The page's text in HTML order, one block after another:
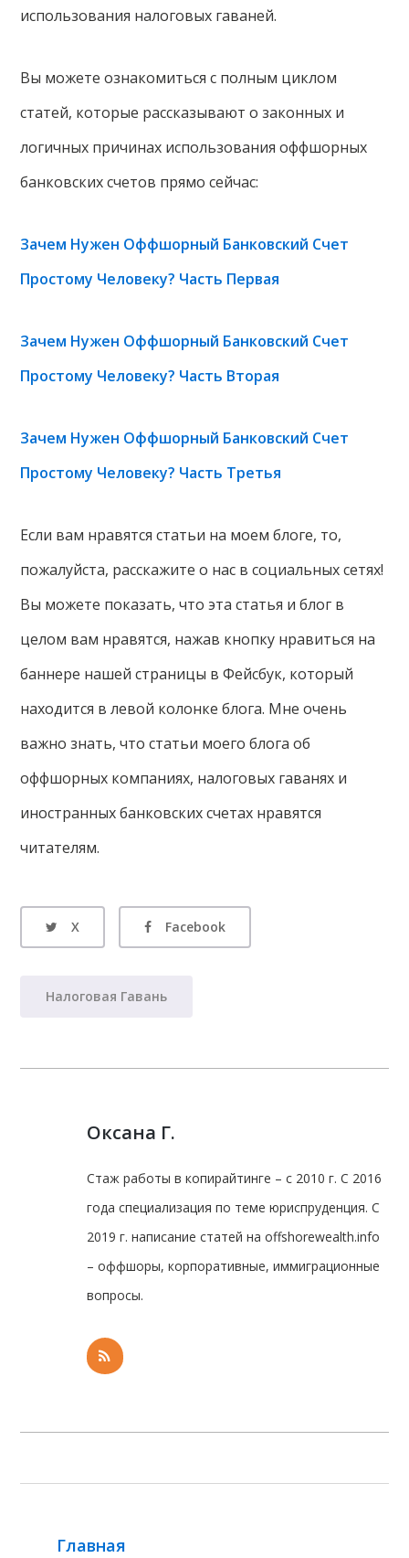
использования налоговых гаваней.
Вы можете ознакомиться с полным циклом
статей, которые рассказывают о законных и
логичных причинах использования оффшорных
банковских счетов прямо сейчас:
Зачем Нужен Оффшорный Банковский Счет
Простому Человеку? Часть Первая
Зачем Нужен Оффшорный Банковский Счет
Простому Человеку? Часть Вторая
Зачем Нужен Оффшорный Банковский Счет
Простому Человеку? Часть Третья
Если вам нравятся статьи на моем блоге, то,
пожалуйста, расскажите о нас в социальных сетях!
Вы можете показать, что эта статья и блог в
целом вам нравятся, нажав кнопку нравиться на
баннере нашей страницы в Фейсбук, который
находится в левой колонке блога. Мне очень
важно знать, что статьи моего блога об
оффшорных компаниях, налоговых гаванях и
иностранных банковских счетах нравятся
читателям.
X Facebook
Налоговая Гавань
Оксана Г.
Стаж работы в копирайтинге – с 2010 г. С 2016
года специализация по теме юриспруденция. С
2019 г. написание статей на offshorewealth.info
– оффшоры, корпоративные, иммиграционные
вопросы.
Главная